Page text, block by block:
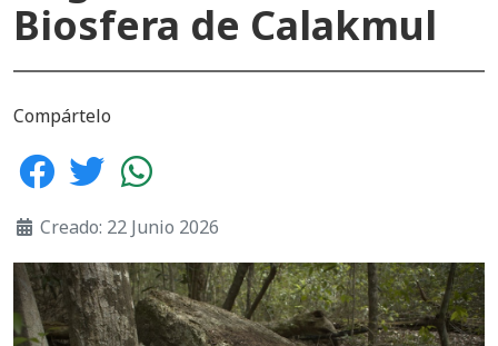
Biosfera de Calakmul
Compártelo
Creado: 22 Junio 2026